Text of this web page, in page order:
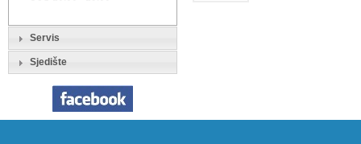
Servis
Sjedište